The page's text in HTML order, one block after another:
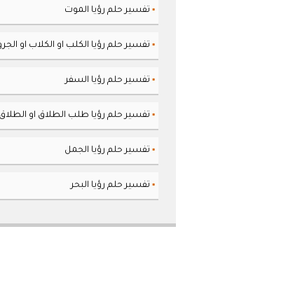
▪ تفسير حلم رؤيا الموت
▪ تفسير حلم رؤيا الكلب او الكلاب او
▪ تفسير حلم رؤيا السفر
▪ تفسير حلم رؤيا طلب الطلاق او الطلاق
▪ تفسير حلم رؤيا الجمل
▪ تفسير حلم رؤيا البحر